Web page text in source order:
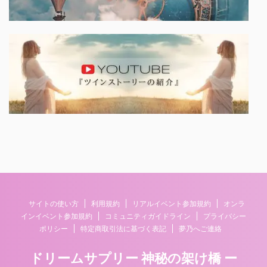
サイトの使い方 利用規約 リアルイベント参加規約
オンラ
インイベント参加規約
コミュニティガイドライン
プライバシー
ポリシー
特定商取引法に基づく表記 夢乃へご連絡
ドリームサプリー 神秘の架け橋 ー